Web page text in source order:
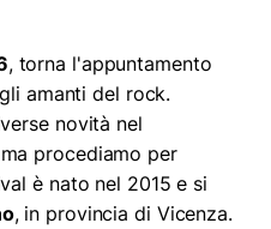
, torna l'appuntamento
amanti del rock.
novità nel
procediamo per
è nato nel 2015 e si
, in provincia di Vicenza.